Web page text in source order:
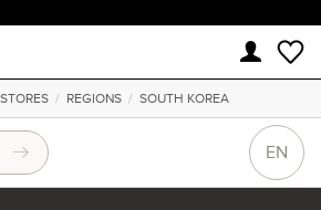
/ REGIONS/ SOUTH KOREA
EN